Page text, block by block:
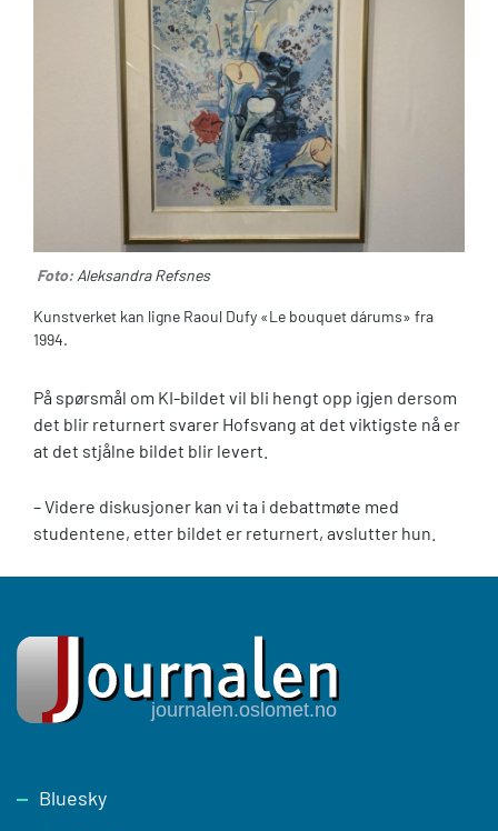
Foto: Aleksandra Refsnes
Kunstverket kan ligne Raoul Dufy «Le bouquet dárums» fra
1994.
På spørsmål om KI-bildet vil bli hengt opp igjen dersom
det blir returnert svarer Hofsvang at det viktigste nå er
at det stjålne bildet blir levert.
– Videre diskusjoner kan vi ta i debattmøte med
studentene, etter bildet er returnert, avslutter hun.
Footer
Bluesky